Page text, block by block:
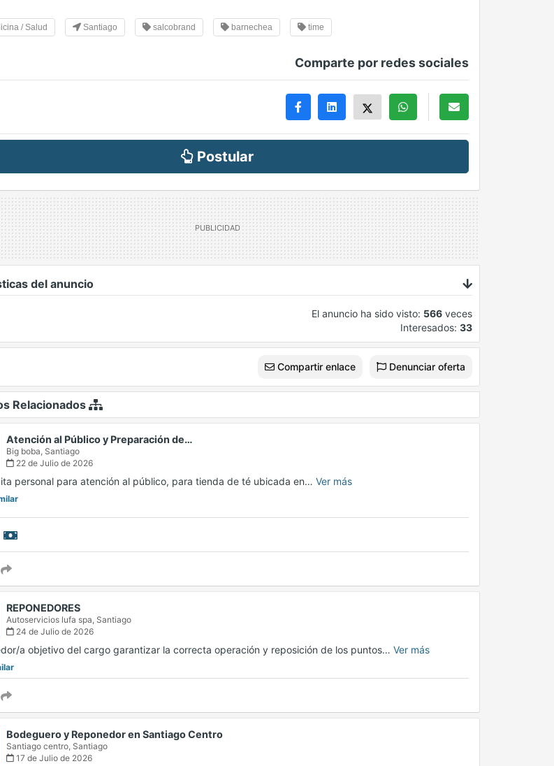
/ Salud Santiago salcobrand barnechea time
Comparte por redes sociales
Postular
del anuncio
El anuncio ha sido visto: 566 veces
Interesados: 33
Compartir enlace Denunciar oferta
Relacionados
Atención al Público y Preparación de…
Big boba, Santiago
22 de Julio de 2026
personal para atención al público, para tienda de té ubicada en… Ver más
REPONEDORES
Autoservicios lufa spa, Santiago
24 de Julio de 2026
a objetivo del cargo garantizar la correcta operación y reposición de los puntos… Ver más
Bodeguero y Reponedor en Santiago Centro
Santiago centro, Santiago
17 de Julio de 2026